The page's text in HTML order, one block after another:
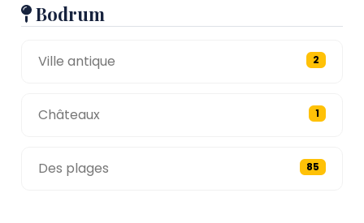
Bodrum
Ville antique 2
Châteaux 1
Des plages 85